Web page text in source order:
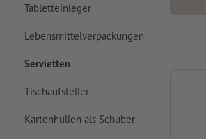
Tabletteinleger
Lebensmittelverpackungen
Servietten
Tischaufsteller
Kartenhüllen als Schuber